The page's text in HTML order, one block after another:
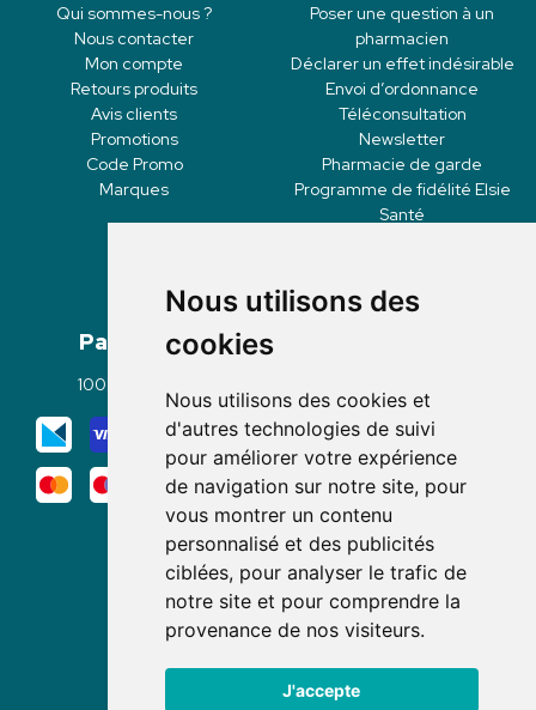
Nous utilisons des
cookies
Nous utilisons des cookies et
d'autres technologies de suivi
pour améliorer votre expérience
de navigation sur notre site, pour
vous montrer un contenu
personnalisé et des publicités
ciblées, pour analyser le trafic de
notre site et pour comprendre la
provenance de nos visiteurs.
J'accepte
Qui sommes-nous ?
Nous contacter
Mon compte
Retours produits
Avis clients
Promotions
Code Promo
Marques
Poser une question à un
pharmacien
Déclarer un effet indésirable
Envoi d’ordonnance
Téléconsultation
Newsletter
Pharmacie de garde
Programme de fidélité Elsie
Santé
Paiement
100% sécurisé
Mode de livraison
Nous suivre